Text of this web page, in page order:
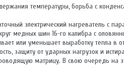
температуры, борьба с
электрический нагреватель с
медных шин 16-го калибра с
или уменьшает выработку тепла в
защиту от ударных нагрузок и
матрицу. В свою очередь на